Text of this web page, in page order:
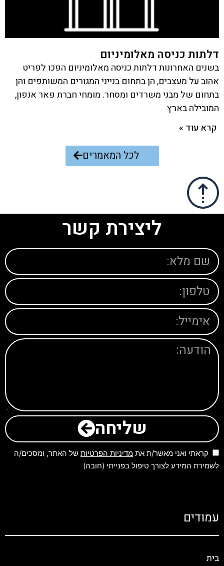
דלתות כניסה מאלומיניום
בשנים האחרונות דלתות כניסה מאלומיניום הפכו לפריט
אהוב על מעצבים, הן בתחום בנייני המגורים המשותפים והן
בתחום של מבני משרדים ומסחר. מומחי חברת פאר אנפון,
המובילה בארץ
קרא עוד »
לכל המאמרים
ליצירת קשר
שליחה
קראתי ואני מאשר/ת את מדיניות הפרטיות של האתר, ומסכים/ה
לשמירת המידע לצורך טיפול בפנייתי (חובה)
עמודים
בית